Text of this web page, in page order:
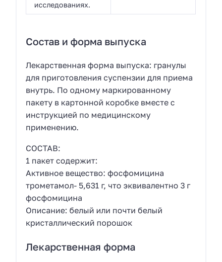
исследованиях.
Состав и форма выпуска
Лекарственная форма выпуска: гранулы
для приготовления суспензии для приема
внутрь. По одному маркированному
пакету в картонной коробке вместе с
инструкцией по медицинскому
применению.
СОСТАВ:
1 пакет содержит:
Активное вещество: фосфомицина
трометамол- 5,631 г, что эквивалентно 3 г
фосфомицина
Описание: белый или почти белый
кристаллический порошок
Лекарственная форма